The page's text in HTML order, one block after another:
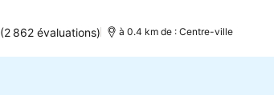
(2 862 évaluations) à 0.4 km de : Centre-ville